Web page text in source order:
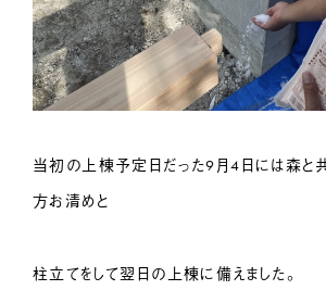
当初の上棟予定日だった9月4日には森と
方お清めと
柱立てをして翌日の上棟に備えました。